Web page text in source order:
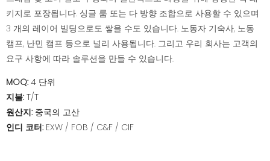
키지로 포장됩니다. 싱글 룸 또는 다 방향 조합으로 사용할 수 있으며
3 개의 레이어 빌딩으로도 쌓을 수도 있습니다. 노동자 기숙사, 노동
캠프, 난민 캠프 등으로 널리 사용됩니다. 그리고 우리 회사는 고객의
요구 사항에 따라 솔루션을 만들 수 있습니다.
MOQ: 4 단위
지불: T/T
원산지: 중국의 고산
인디 코터: EXW / FOB / C&F / CIF